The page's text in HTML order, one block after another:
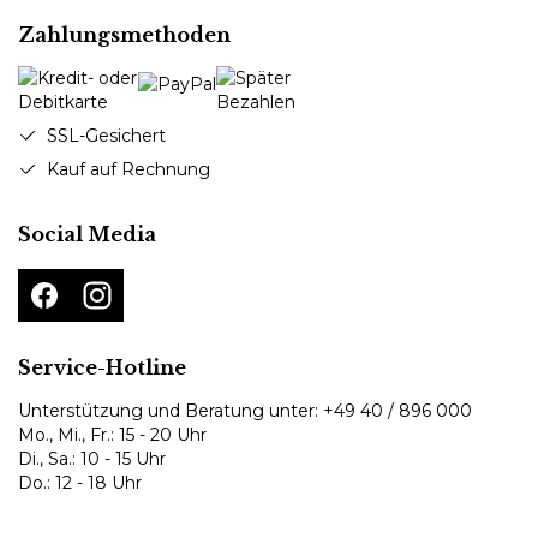
Zahlungsmethoden
SSL-Gesichert
Kauf auf Rechnung
Social Media
Service-Hotline
Unterstützung und Beratung unter: +49 40 / 896 000
Mo., Mi., Fr.: 15 - 20 Uhr
Di., Sa.: 10 - 15 Uhr
Do.: 12 - 18 Uhr